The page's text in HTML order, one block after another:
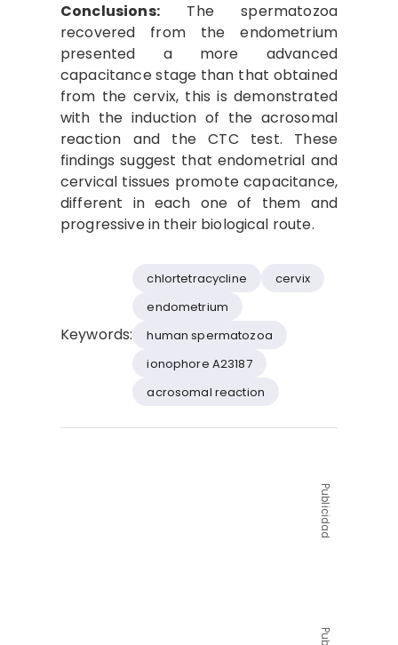
Conclusions:The spermatozoa
recovered from the endometrium
presented a more advanced
capacitance stage than that obtained
from the cervix, this is demonstrated
with the induction of the acrosomal
reaction and the CTC test. These
findings suggest that endometrial and
cervical tissues promote capacitance,
different in each one of them and
progressive in their biological route.
Keywords:
chlortetracycline
cervix
endometrium
human spermatozoa
ionophore A23187
acrosomal reaction
Publicidad